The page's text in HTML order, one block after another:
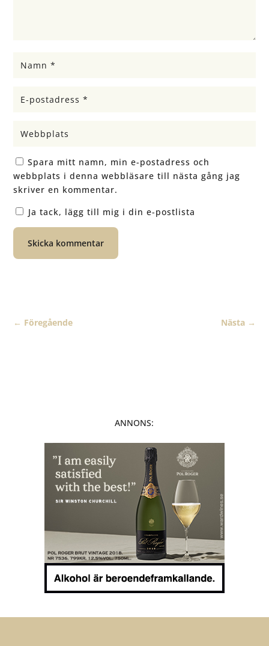
Spara mitt namn, min e-postadress och
webbplats i denna webbläsare till nästa gång jag
skriver en kommentar.
Ja tack, lägg till mig i din e-postlista
Skicka kommentar
← Föregående Nästa→
ANNONS: